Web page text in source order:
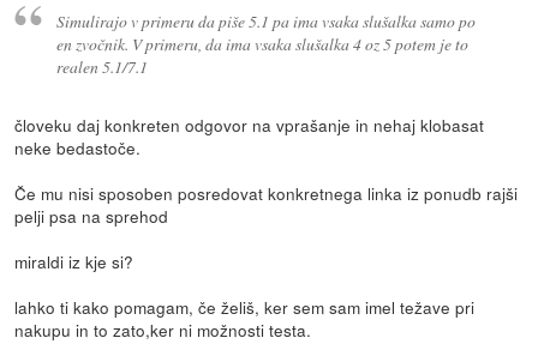
Simulirajo v primeru da piše 5.1 pa ima vsaka slušalka samo po
en zvočnik. V primeru, da ima vsaka slušalka 4 oz 5 potem je to
realen 5.1/7.1
človeku daj konkreten odgovor na vprašanje in nehaj klobasat
neke bedastoče.
Če mu nisi sposoben posredovat konkretnega linka iz ponudb rajši
pelji psa na sprehod
miraldi iz kje si?
lahko ti kako pomagam, če želiš, ker sem sam imel težave pri
nakupu in to zato,ker ni možnosti testa.